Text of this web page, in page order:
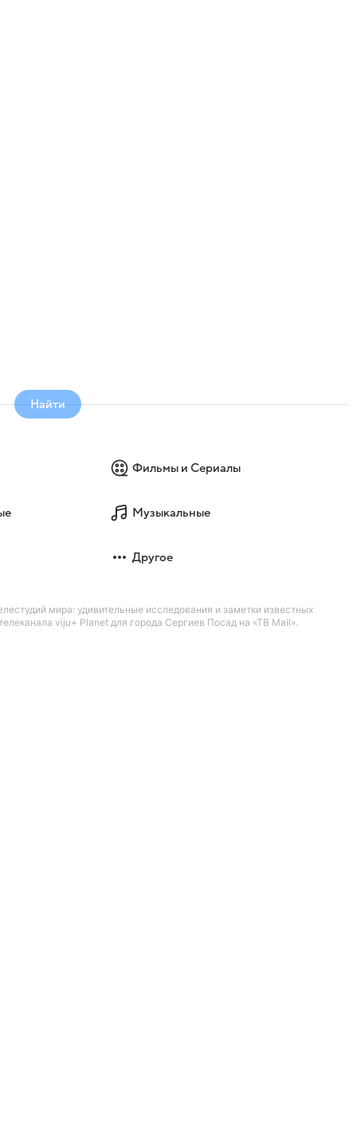
Найти
Фильмы и Сериалы
Музыкальные
Другое
мира: удивительные исследования и заметки известных
viju+ Planet для города Сергиев Посад на «ТВ Mail».